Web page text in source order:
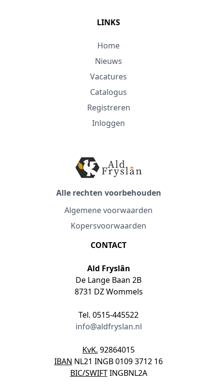
LINKS
Home
Nieuws
Vacatures
Catalogus
Registreren
Inloggen
Alle rechten voorbehouden
Algemene voorwaarden
Kopersvoorwaarden
CONTACT
Ald Fryslân
De Lange Baan 2B
8731 DZ Wommels
Tel. 0515-445522
info@aldfryslan.nl
KvK. 92864015
IBAN NL21 INGB 0109 3712 16
BIC/SWIFTINGBNL2A